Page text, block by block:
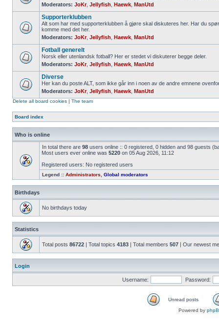
Moderators: JoKr, Jellyfish Haewk ManUtd
Supporterklubben
Alt som har med supporterklubben å gjøre skal diskuteres her. Har du
komme med det her.
Moderators: JoKr, Jellyfish Haewk ManUtd
Fotball generelt
Norsk eller utenlandsk fotball? Her er stedet vi diskuterer begge deler.
Moderators: JoKr, Jellyfish Haewk ManUtd
Diverse
Her kan du poste ALT, som ikke går inn i noen av de andre emnene
Moderators: JoKr, Jellyfish Haewk ManUtd
Delete all board cookies | The team
Board index
Who is online
In total there are 98 users online :: 0 registered, 0 hidden and 98 guests
Most users ever online was 5220 on 05 Aug 2026, 11:12
Registered users: No registered users
Legend :: Administrators Global moderators
Birthdays
No birthdays today
Statistics
Total posts 86722 | Total topics 4183 | Total members 507 | Our newest
Login
Username: Password:
Unread posts
Powered by